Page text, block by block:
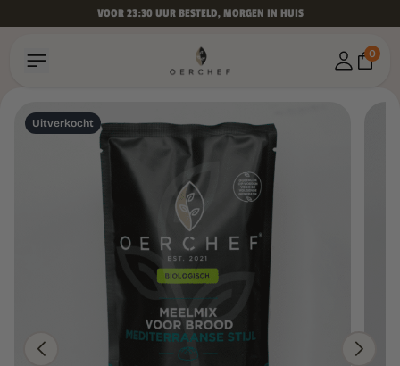
VOOR 23:30 UUR BESTELD, MORGEN IN HUIS
0
Uitverkocht